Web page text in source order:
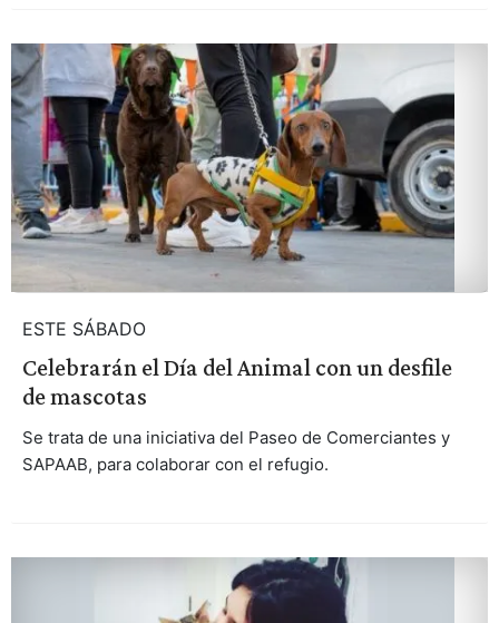
ESTE SÁBADO
Celebrarán el Día del Animal con un desfile
de mascotas
Se trata de una iniciativa del Paseo de Comerciantes y
SAPAAB, para colaborar con el refugio.